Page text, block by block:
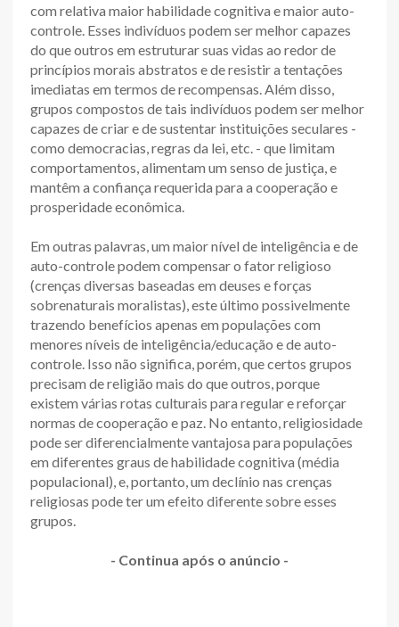
com relativa maior habilidade cognitiva e maior auto-
controle. Esses indivíduos podem ser melhor capazes
do que outros em estruturar suas vidas ao redor de
princípios morais abstratos e de resistir a tentações
imediatas em termos de recompensas. Além disso,
grupos compostos de tais indivíduos podem ser melhor
capazes de criar e de sustentar instituições seculares -
como democracias, regras da lei, etc. - que limitam
comportamentos, alimentam um senso de justiça, e
mantêm a confiança requerida para a cooperação e
prosperidade econômica.
Em outras palavras, um maior nível de inteligência e de
auto-controle podem compensar o fator religioso
(crenças diversas baseadas em deuses e forças
sobrenaturais moralistas), este último possivelmente
trazendo benefícios apenas em populações com
menores níveis de inteligência/educação e de auto-
controle. Isso não significa, porém, que certos grupos
precisam de religião mais do que outros, porque
existem várias rotas culturais para regular e reforçar
normas de cooperação e paz. No entanto, religiosidade
pode ser diferencialmente vantajosa para populações
em diferentes graus de habilidade cognitiva (média
populacional), e, portanto, um declínio nas crenças
religiosas pode ter um efeito diferente sobre esses
grupos.
- Continua após o anúncio -